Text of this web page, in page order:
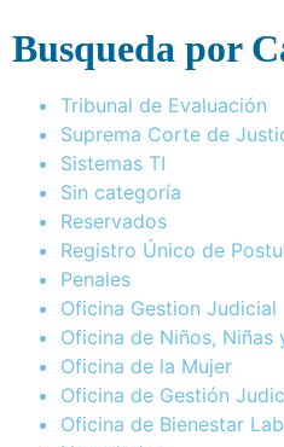
Busqueda por
Tribunal de Evaluación
Suprema Corte de
Sistemas TI
Sin categoría
Reservados
Registro Único de
Penales
Oficina Gestion Judicial
Oficina de Niños, Niñas
Oficina de la Mujer
Oficina de Gestión
Oficina de Bienestar